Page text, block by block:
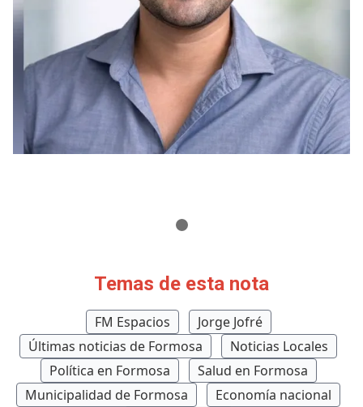
Temas de esta nota
FM Espacios
Jorge Jofré
Últimas noticias de Formosa
Noticias Locales
Política en Formosa
Salud en Formosa
Municipalidad de Formosa
Economía nacional